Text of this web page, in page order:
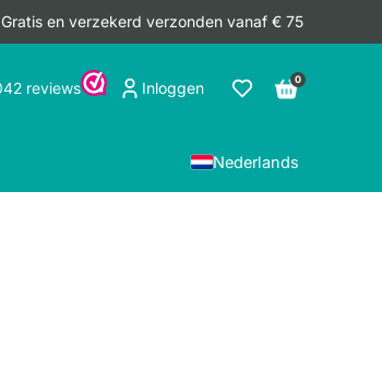
Gratis en verzekerd verzonden vanaf € 75
Inloggen 0
Nederlands